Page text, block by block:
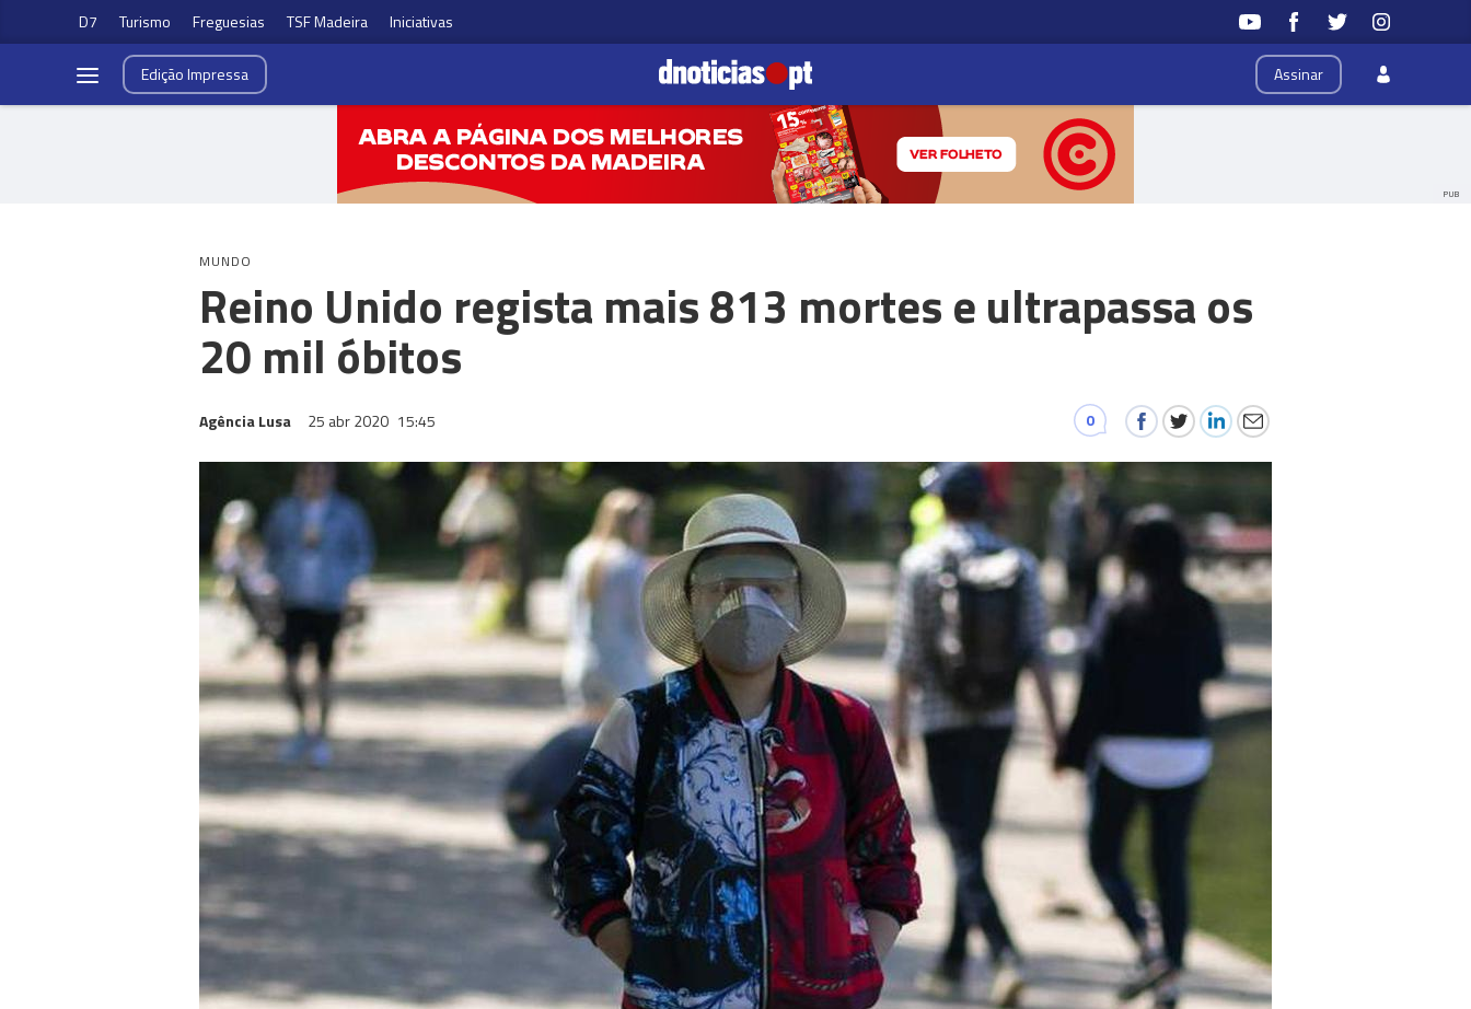
D7 Turismo Freguesias TSF Madeira Iniciativas
Assinar
EdiçãoImpressa
PUB
MUNDO
Reino Unido regista mais 813 mortes e ultrapassa os
20 mil óbitos
Agência Lusa 25 abr 2020 15:45 0